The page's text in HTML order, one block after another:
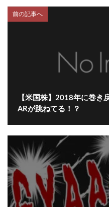
前の記事へ
【米国株】2018年に巻き
ARが跳ねてる！？